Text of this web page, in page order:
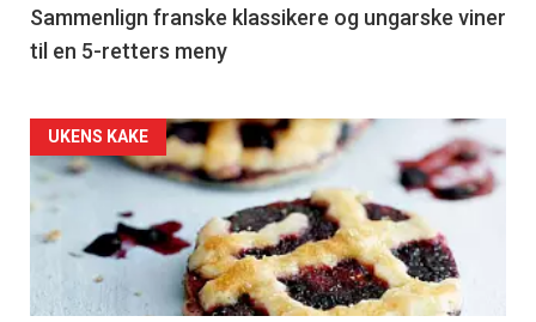
5
Sammenlign franske klassikere og ungarske viner
til en 5-retters meny
Forsiden
akkurat
nå
UKENS KAKE